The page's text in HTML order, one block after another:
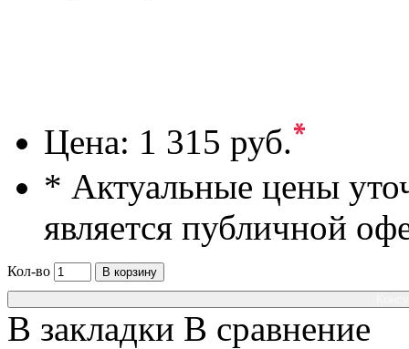
Цена: 1 315 руб.*
* Актуальные цены
является публичной
Кол-во
В корзину
В закладки В сравнение